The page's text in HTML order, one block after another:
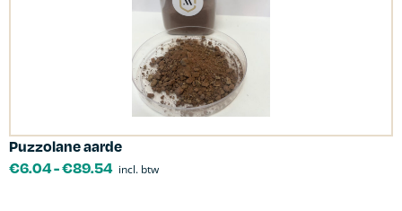
Puzzolane aarde
€6.04-€89.54 incl. btw